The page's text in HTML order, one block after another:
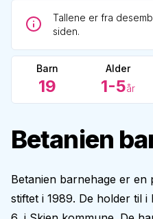
Tallene er fra
siden.
Barn
19
Alder
1-5år
Betanien
Betanien barnehage er
stiftet i 1989. De holder til